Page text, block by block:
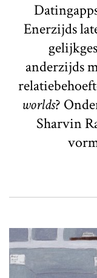
Enerzijds
anderzijds
worlds?
Sharvin